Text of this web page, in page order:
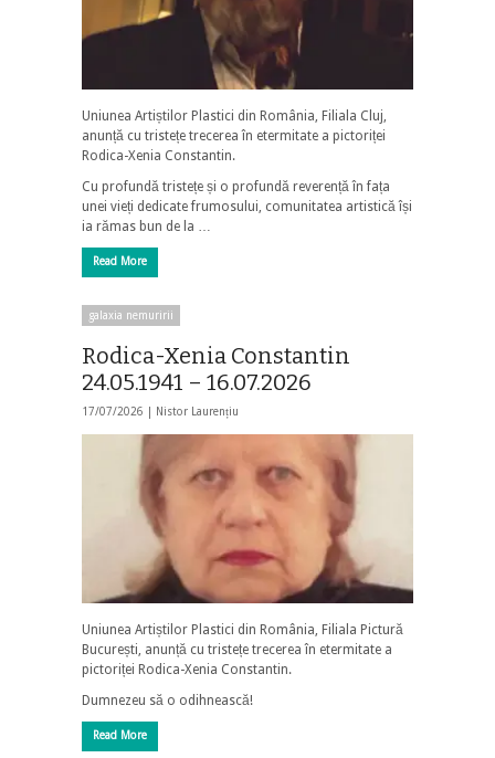
Uniunea Artiștilor Plastici din România, Filiala Cluj,
anunță cu tristețe trecerea în etermitate a pictoriței
Rodica-Xenia Constantin.
Cu profundă tristețe și o profundă reverență în fața
unei vieți dedicate frumosului, comunitatea artistică își
ia rămas bun de la …
Read More
galaxia nemuririi
Rodica-Xenia Constantin
24.05.1941 – 16.07.2026
17/07/2026 | Nistor Laurențiu
Uniunea Artiștilor Plastici din România, Filiala Pictură
București, anunță cu tristețe trecerea în etermitate a
pictoriței Rodica-Xenia Constantin.
Dumnezeu să o odihnească!
Read More